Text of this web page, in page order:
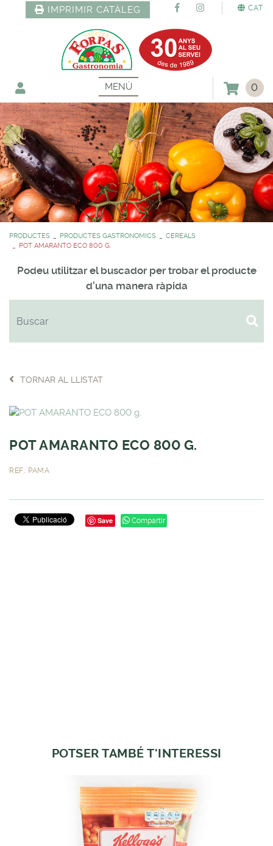
CAT
IMPRIMIR CATÀLEG
MENÚ 0
PRODUCTES PRODUCTES GASTRONOMICS
CEREALS
POT AMARANTO ECO 800 G.
Podeu utilitzar el buscador per trobar el producte
d'una manera ràpida
TORNAR AL LLISTAT
POT AMARANTO ECO 800 G.
REF.: PAMA
Save Compartir
POTSER TAMBÉ T'INTERESSI